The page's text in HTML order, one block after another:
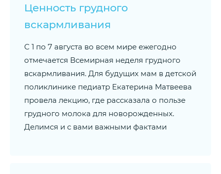
Ценность грудного
вскармливания
С 1 по 7 августа во всем мире ежегодно
отмечается Всемирная неделя грудного
вскармливания. Для будущих мам в детской
поликлинике педиатр Екатерина Матвеева
провела лекцию, где рассказала о пользе
грудного молока для новорожденных.
Делимся и с вами важными фактами